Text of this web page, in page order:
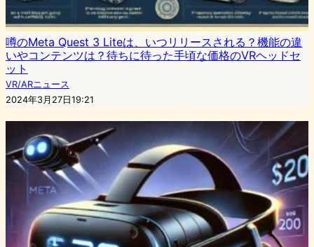
噂のMeta Quest 3 Liteは、いつリリースされる？機能の違
いやコンテンツは？待ちに待った手頃な価格のVRヘッドセ
ット
VR/ARニュース
2024年3月27日19:21